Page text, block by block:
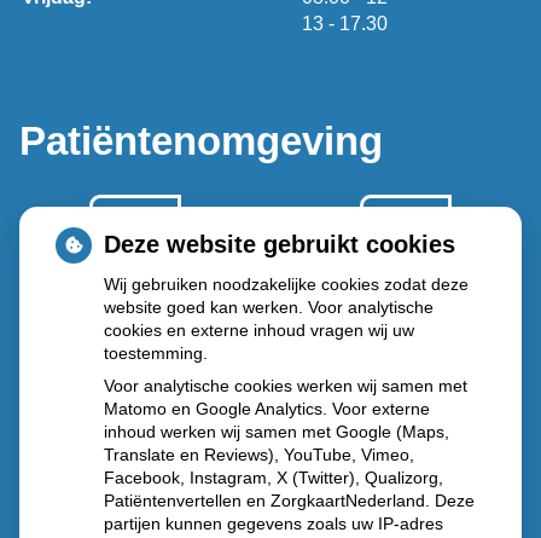
13 tot
- 17.30
Patiëntenomgeving
Herhaal
recepten
Anticonceptie
middelen
Diabetes
middelen
Vragen
stellen
Deze website gebruikt cookies
Wij gebruiken noodzakelijke cookies zodat deze
website goed kan werken. Voor analytische
cookies en externe inhoud vragen wij uw
toestemming.
Voor analytische cookies werken wij samen met
Matomo en Google Analytics. Voor externe
inhoud werken wij samen met Google (Maps,
Translate en Reviews), YouTube, Vimeo,
Facebook, Instagram, X (Twitter), Qualizorg,
Patiëntenvertellen en ZorgkaartNederland. Deze
partijen kunnen gegevens zoals uw IP-adres